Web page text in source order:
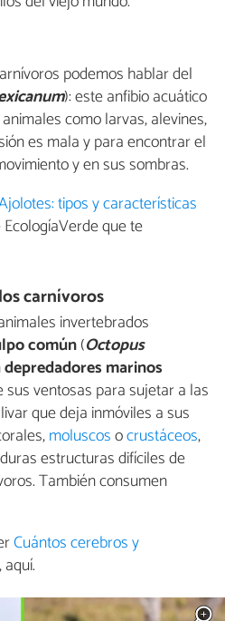
podemos hablar del
): este anfibio acuático
como larvas, alevines,
es mala y para encontrar el
y en sus sombras.
tipos y características
que te
carnívoros
invertebrados
común(Octopus
depredadores marinos
sus ventosas para sujetar a las
que deja inmóviles a sus
moluscosocrustáceos,
estructuras difíciles de
También consumen
Cuántos cerebros y
, aquí.